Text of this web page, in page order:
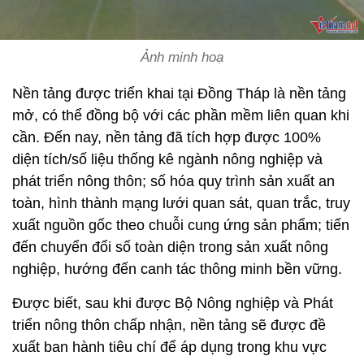
Ảnh minh hoạ
Nền tảng được triển khai tại Đồng Tháp là nền tảng
mở, có thể đồng bộ với các phần mềm liên quan khi
cần. Đến nay, nền tảng đã tích hợp được 100%
diện tích/số liệu thống kê ngành nông nghiệp và
phát triển nông thôn; số hóa quy trình sản xuất an
toàn, hình thành mạng lưới quan sát, quan trắc, truy
xuất nguồn gốc theo chuỗi cung ứng sản phẩm; tiến
đến chuyển đổi số toàn diện trong sản xuất nông
nghiệp, hướng đến canh tác thông minh bền vững.
Được biết, sau khi được Bộ Nông nghiệp và Phát
triển nông thôn chấp nhận, nền tảng sẽ được đề
xuất ban hành tiêu chí để áp dụng trong khu vực